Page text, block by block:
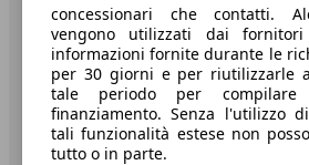
Stampa
Media
Condizioni generali
Informazioni
concessionari che contatti.
vengono utilizzati dai
informazioni fornite durante le
per 30 giorni e per riutilizzarle
tale periodo per
finanziamento. Senza l'utilizzo
tali funzionalità estese non
tutto o in parte.